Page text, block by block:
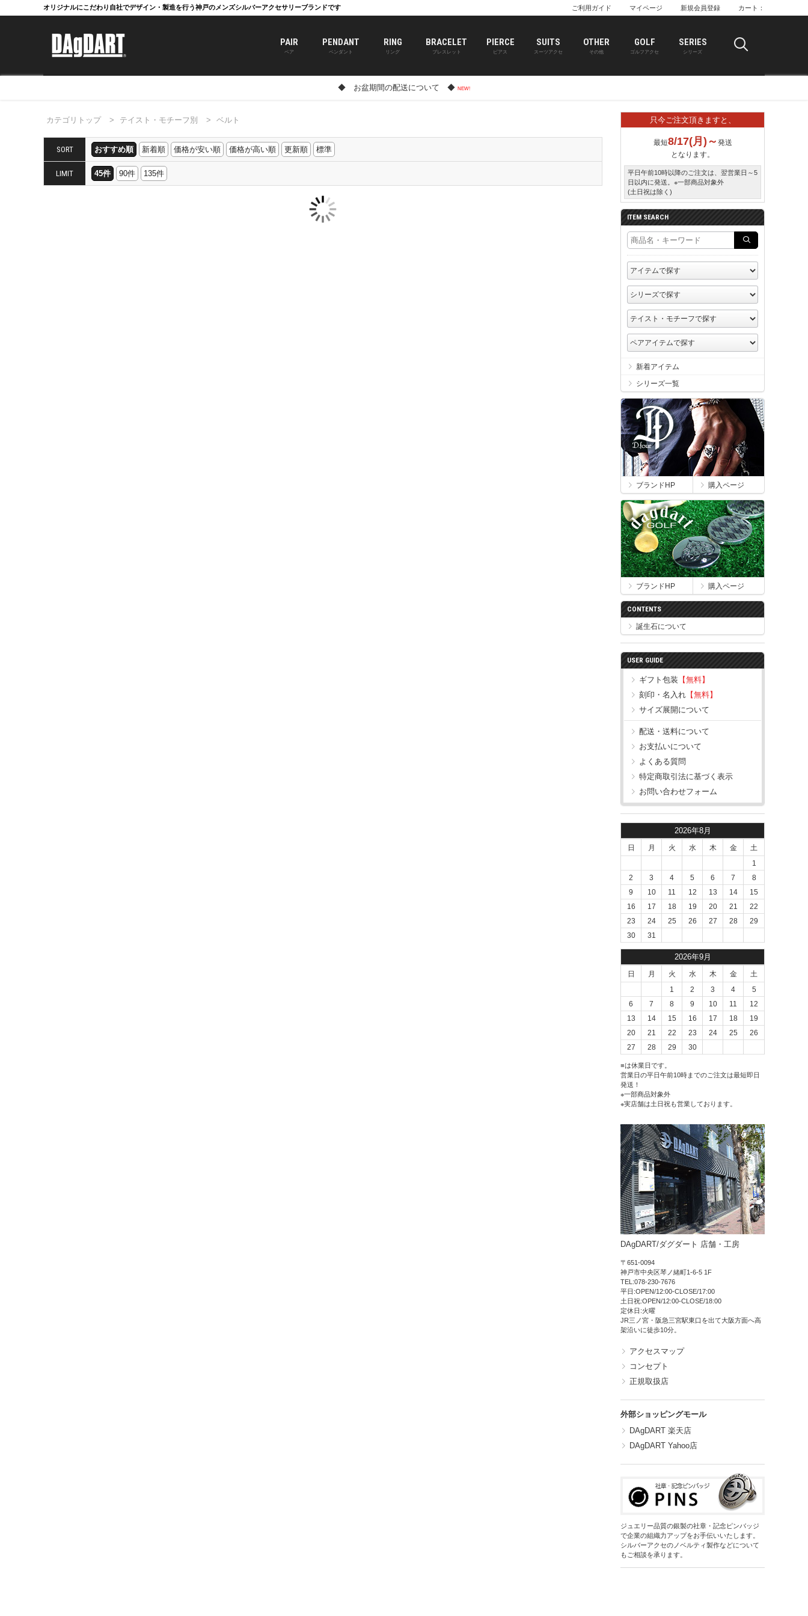
オリジナルにこだわり自社でデザイン・製造を行う神戸のメンズシルバーアクセサリーブランドです ご利用ガイド マイページ 新規会員登録 カート：
PAIR
ペア
PENDANT
ペンダント
RING
リング
BRACELET
ブレスレット
PIERCE
ピアス
SUITS
スーツアクセ
OTHER
その他
GOLF
ゴルフアクセ
SERIES
シリーズ
◆ お盆期間の配送について ◆
カテゴリトップ > テイスト・モチーフ別 > ベルト
SORT おすすめ順 新着順 価格が安い順 価格が高い順 更新順 標準
LIMIT 45件 90件 135件
只今ご注文頂きますと、
最短8/17(月)～ 発送
となります。
平日午前10時以降のご注文は、翌営業日～5
日以内に発送。※一部商品対象外
(土日祝は除く)
ITEM SEARCH
新着アイテム
シリーズ一覧
ブランドHP 購入ページ
ブランドHP 購入ページ
CONTENTS
誕生石について
USER GUIDE
ギフト包装 【無料】
刻印・名入れ 【無料】
サイズ展開について
配送・送料について
お支払いについて
よくある質問
特定商取引法に基づく表示
お問い合わせフォーム
2026年8月
日 月 火 水 木 金
土
1
2
3 4 5 6 7
8
9
10 11 12 13 14
15
16
17 18 19 20 21
22
23
24 25 26 27 28
29
30
31
2026年9月
日 月 火 水 木 金
土
1
2 3 4
5
6
7 8 9 10 11
12
13
14 15 16 17 18
19
20
21 22 23 24 25
26
27
28 29 30
■は休業日です。
営業日の平日午前10時までのご注文は最短即日
発送！
※一部商品対象外
※実店舗は土日祝も営業しております。
DAgDART/ダグダート 店舗・工房
〒651-0094
神戸市中央区琴ノ緒町1-6-5 1F
TEL:078-230-7676
平日:OPEN/12:00-CLOSE/17:00
土日祝:OPEN/12:00-CLOSE/18:00
定休日:火曜
JR三ノ宮・阪急三宮駅東口を出て大阪方面へ高
架沿いに徒歩10分。
アクセスマップ
コンセプト
正規取扱店
外部ショッピングモール
DAgDART 楽天店
DAgDART Yahoo店
ジュエリー品質の銀製の社章・記念ピンバッジ
で企業の組織力アップをお手伝いいたします。
シルバーアクセのノベルティ製作などについて
もご相談を承ります。